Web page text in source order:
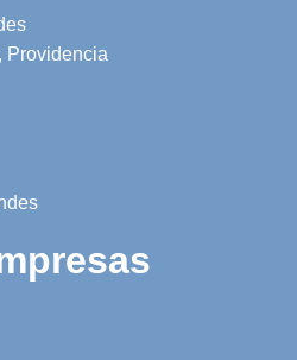
Providencia